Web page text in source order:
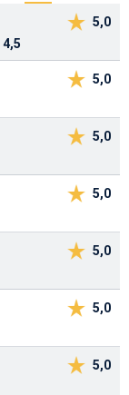
5,0
4,5
5,0
5,0
5,0
5,0
5,0
5,0